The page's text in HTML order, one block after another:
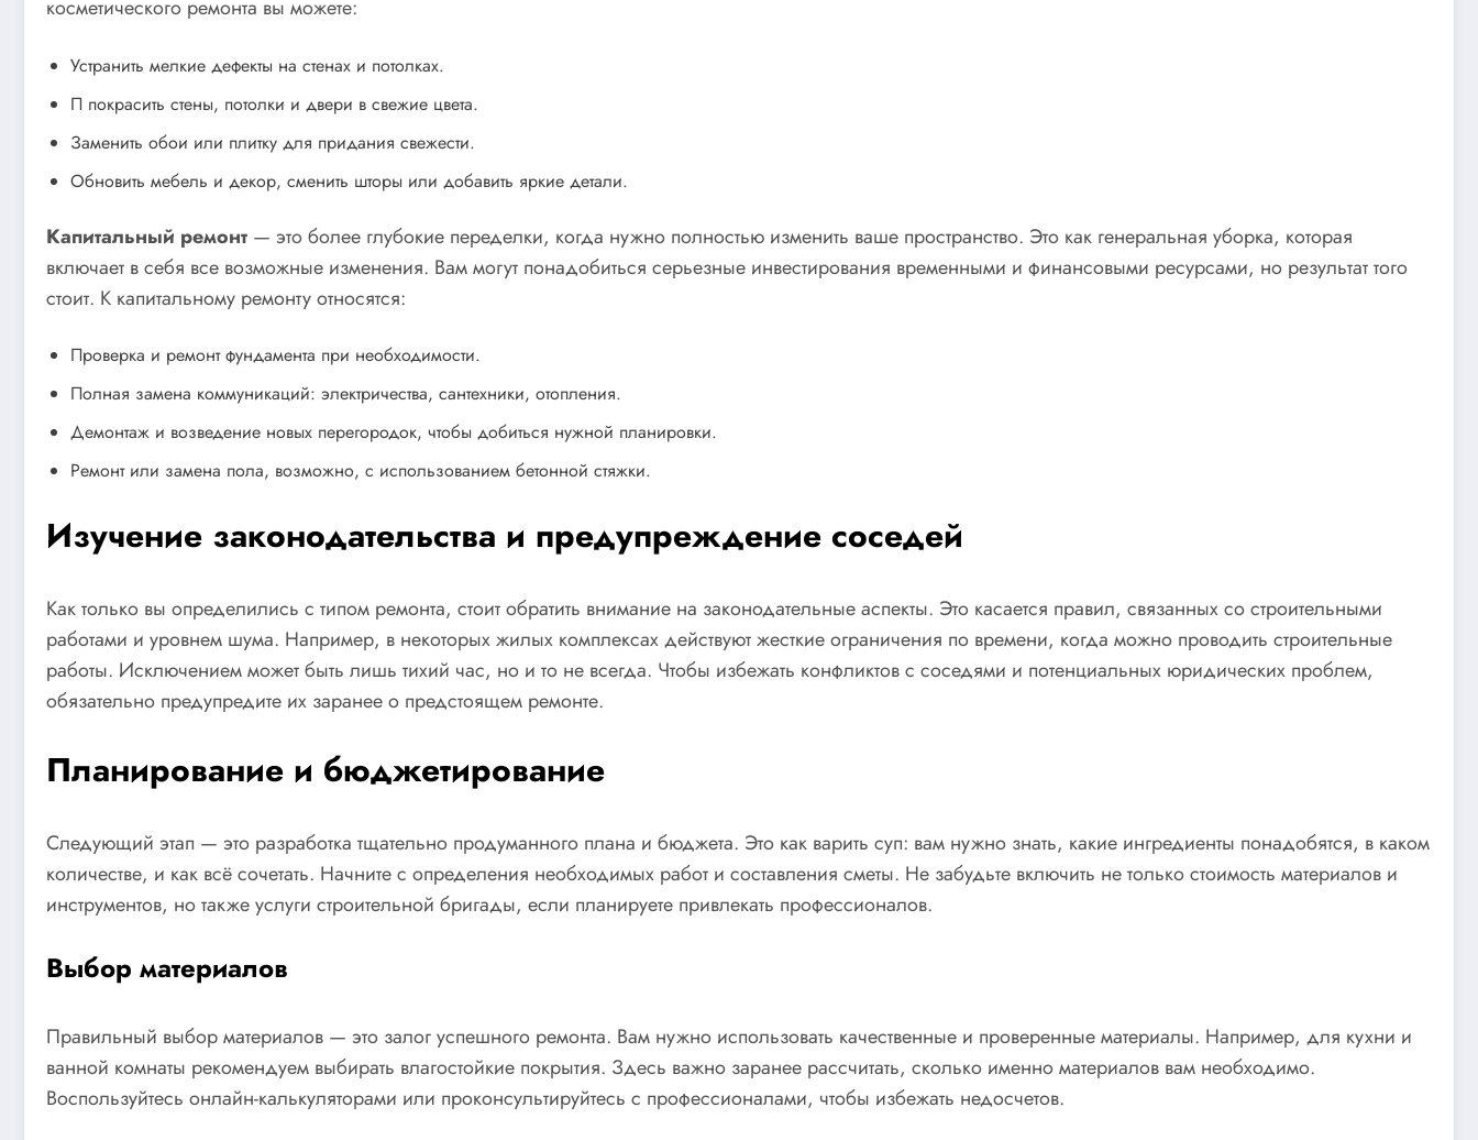
косметического ремонта вы можете:
Устранить мелкие дефекты на стенах и потолках.
П покрасить стены, потолки и двери в свежие цвета.
Заменить обои или плитку для придания свежести.
Обновить мебель и декор, сменить шторы или добавить яркие детали.
Капитальный ремонт — это более глубокие переделки, когда нужно полностью изменить ваше пространство. Это как генеральная уборка, которая
включает в себя все возможные изменения. Вам могут понадобиться серьезные инвестирования временными и финансовыми ресурсами, но результат того
стоит. К капитальному ремонту относятся:
Проверка и ремонт фундамента при необходимости.
Полная замена коммуникаций: электричества, сантехники, отопления.
Демонтаж и возведение новых перегородок, чтобы добиться нужной планировки.
Ремонт или замена пола, возможно, с использованием бетонной стяжки.
Изучение законодательства и предупреждение соседей
Как только вы определились с типом ремонта, стоит обратить внимание на законодательные аспекты. Это касается правил, связанных со строительными
работами и уровнем шума. Например, в некоторых жилых комплексах действуют жесткие ограничения по времени, когда можно проводить строительные
работы. Исключением может быть лишь тихий час, но и то не всегда. Чтобы избежать конфликтов с соседями и потенциальных юридических проблем,
обязательно предупредите их заранее о предстоящем ремонте.
Планирование и бюджетирование
Следующий этап — это разработка тщательно продуманного плана и бюджета. Это как варить суп: вам нужно знать, какие ингредиенты понадобятся, в каком
количестве, и как всё сочетать. Начните с определения необходимых работ и составления сметы. Не забудьте включить не только стоимость материалов и
инструментов, но также услуги строительной бригады, если планируете привлекать профессионалов.
Выбор материалов
Правильный выбор материалов — это залог успешного ремонта. Вам нужно использовать качественные и проверенные материалы. Например, для кухни и
ванной комнаты рекомендуем выбирать влагостойкие покрытия. Здесь важно заранее рассчитать, сколько именно материалов вам необходимо.
Воспользуйтесь онлайн-калькуляторами или проконсультируйтесь с профессионалами, чтобы избежать недосчетов.